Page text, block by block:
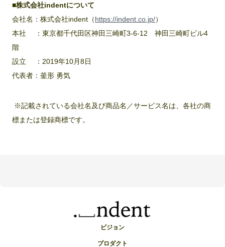
■株式会社indentについて
会社名：株式会社indent（https://indent.co.jp/）
本社 ：東京都千代田区神田三崎町3‐6‐12 神田三崎町ビル4
階
設立 ：2019年10月8日
代表者：釜形 勇気
※記載されている会社名及び商品名／サービス名は、各社の商
標または登録商標です。
ビジョン
プロダクト